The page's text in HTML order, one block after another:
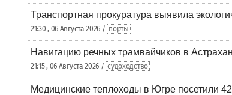
Транспортная прокуратура выявила
21:30 , 06 Августа 2026 / порты
Навигацию речных трамвайчиков в
21:15 , 06 Августа 2026 / судоходство
Медицинские теплоходы в Югре посетили